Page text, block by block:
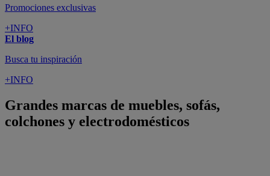
Promociones exclusivas
+INFO
El blog
Busca tu inspiración
+INFO
Grandes marcas de muebles, sofás,
colchones y electrodomésticos